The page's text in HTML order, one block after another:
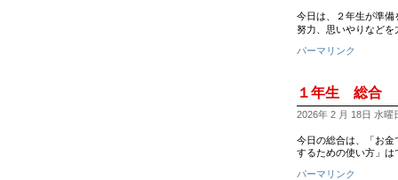
今日は、２年生が準
努力、思いやりなど
パーマリンク
１年生 総合
2026年 2 月 18日 水曜
今日の総合は、「お
するための使い方」は
パーマリンク